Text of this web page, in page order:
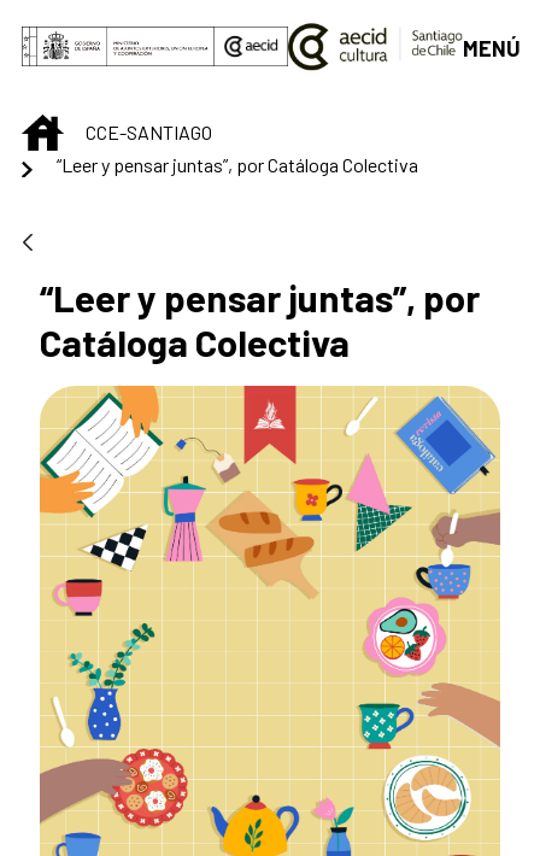
Saltar al contenido principal
MENÚ
INICIOCCE-SANTIAGO
“Leer y pensar juntas”, por Catáloga Colectiva
“Leer y pensar juntas”, por
Catáloga Colectiva